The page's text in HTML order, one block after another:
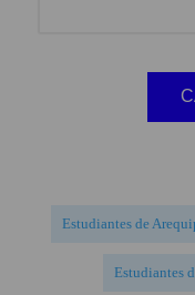
Estudiantes de
Estudiantes